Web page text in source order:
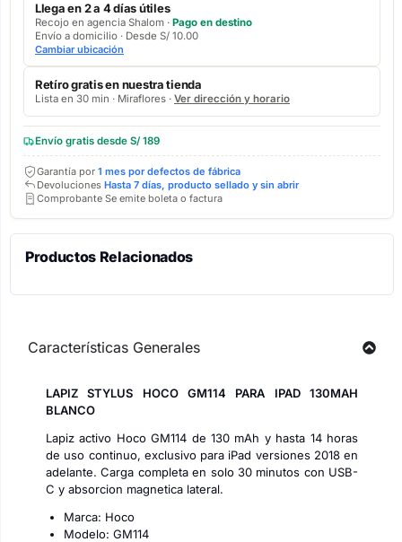
Llega en 2 a 4 días útiles
Recojo en agencia Shalom · Pago en destino
Envío a domicilio · Desde S/ 10.00
Cambiar ubicación
Retíro gratis en nuestra tienda
Lista en 30 min · Miraflores · Ver dirección y horario
Envío gratis desde S/ 189
Garantía por 1 mes por defectos de fábrica
Devoluciones Hasta 7 días, producto sellado y sin abrir
Comprobante Se emite boleta o factura
Productos Relacionados
Características Generales
LAPIZ STYLUS HOCO GM114 PARA IPAD 130MAH
BLANCO
Lapiz activo Hoco GM114 de 130 mAh y hasta 14 horas
de uso continuo, exclusivo para iPad versiones 2018 en
adelante. Carga completa en solo 30 minutos con USB-
C y absorcion magnetica lateral.
Marca: Hoco
Modelo: GM114